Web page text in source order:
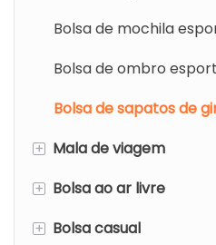
Bolsa de mochila
Bolsa de ombro
Bolsa de sapatos de
+ Mala de viagem
Mochila de viagem
Mochila de viagem
+ Bolsa ao ar livre
Mochila ao ar livre
+ Bolsa casual